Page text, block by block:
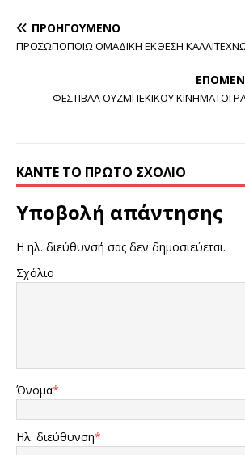
ΠΡΟΗΓΟΎΜΕΝΟ
ΠΡΟΣΩΠΟΠΟΙΩ ΟΜΑΔΙΚΗ ΕΚΘΕΣΗ
ΦΕΣΤΙΒΑΛ ΟΥΖΜΠΕΚΙΚΟΥ
ΚΆΝΤΕ ΤΟ ΠΡΏΤΟ ΣΧΌΛΙΟ
Υποβολή απάντησης
Η ηλ. διεύθυνσή σας δεν δημοσιεύεται.
Σχόλιο
Όνομα*
Ηλ. διεύθυνση*